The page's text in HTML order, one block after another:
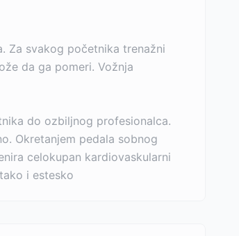
Za svakog početnika trenažni
da ga pomeri. Vožnja
do ozbiljnog profesionalca.
Okretanjem pedala sobnog
celokupan kardiovaskularni
i estesko